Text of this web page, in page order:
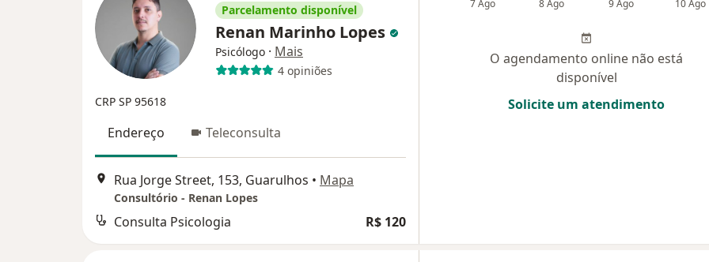
Parcelamento disponível
Renan Marinho Lopes
Psicólogo · Mais
4 opiniões
CRP SP 95618
Endereço Teleconsulta
Rua Jorge Street, 153, Guarulhos • Mapa
Consultório - Renan Lopes
Consulta Psicologia R$ 120
7 Ago 8 Ago 9 Ago 10 Ago
O agendamento online não está
disponível
Solicite um atendimento